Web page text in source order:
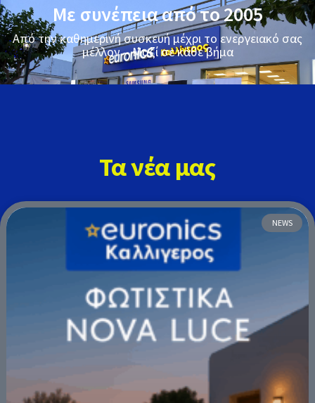
Με συνέπεια από το 2005
Από την καθημερινή συσκευή μέχρι το ενεργειακό σας
μέλλον – Μαζί σε κάθε βήμα
Τα νέα μας
NEWS